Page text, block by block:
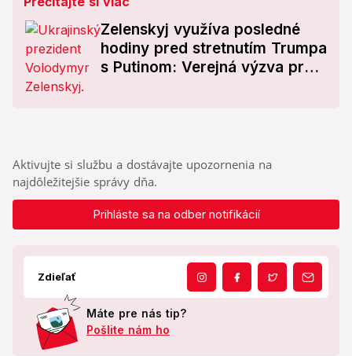
Zelenskyj využíva posledné
hodiny pred stretnutím Trumpa
s Putinom: Verejná výzva pre
Aktivujte si službu a dostávajte upozornenia na
najdôležitejšie správy dňa.
Prihláste sa na odber notifikácií
Zdieľať
Máte pre nás tip?
Pošlite nám ho